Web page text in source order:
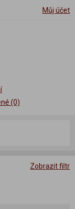
Můj účet
(0)
Zobrazit filtr